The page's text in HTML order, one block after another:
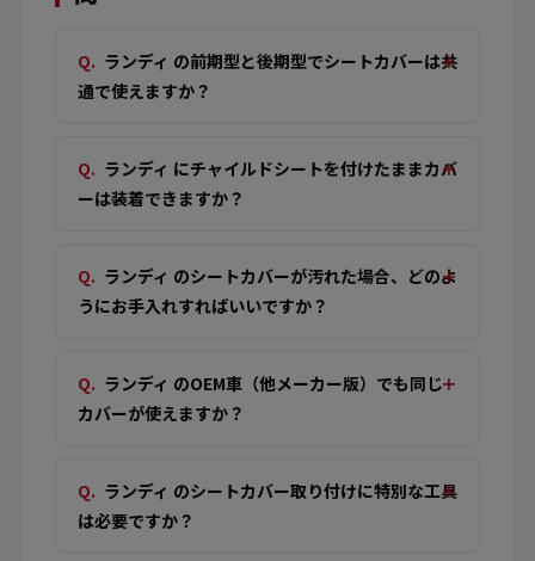
ランディ の前期型と後期型でシートカバーは共
通で使えますか？
ランディ にチャイルドシートを付けたままカバ
ーは装着できますか？
ランディ のシートカバーが汚れた場合、どのよ
うにお手入れすればいいですか？
ランディ のOEM車（他メーカー版）でも同じ
カバーが使えますか？
ランディ のシートカバー取り付けに特別な工具
は必要ですか？